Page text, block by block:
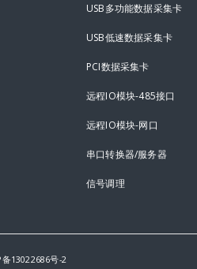
USB多功能数据采集卡
USB低速数据采集卡
PCI数据采集卡
远程IO模块-485接口
远程IO模块-网口
串口转换器/服务器
信号调理
13022686号-2